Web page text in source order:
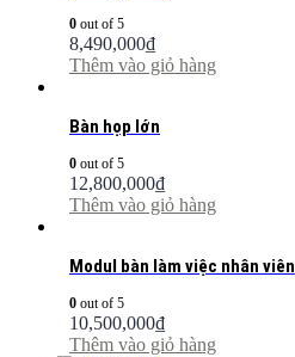
0 out of 5
8,490,000₫
Thêm vào giỏ hàng
Bàn họp lớn
0 out of 5
12,800,000₫
Thêm vào giỏ hàng
Modul bàn làm việc nhân viên
0 out of 5
10,500,000₫
Thêm vào giỏ hàng